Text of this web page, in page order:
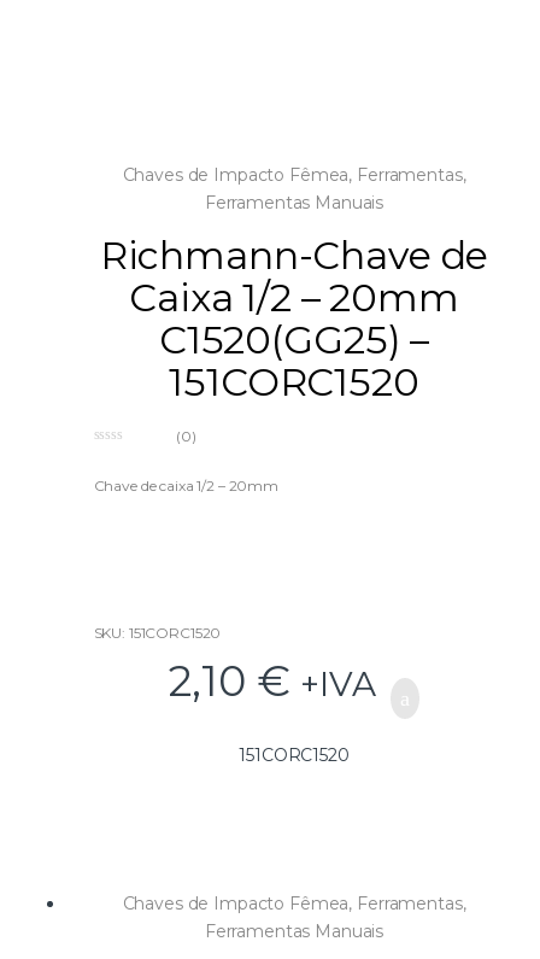
Chaves de Impacto Fêmea, Ferramentas,
Ferramentas Manuais
Richmann-Chave de
Caixa 1/2 – 20mm
C1520(GG25) –
151CORC1520
u
(0)
Chave de caixa 1/2 – 20mm
SKU: 151CORC1520
2,10 € +IVA
151CORC1520
Chaves de Impacto Fêmea, Ferramentas,
Ferramentas Manuais